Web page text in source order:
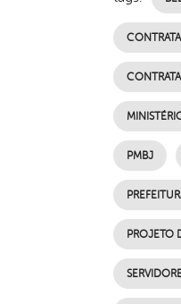
PMBJ
PROJETO